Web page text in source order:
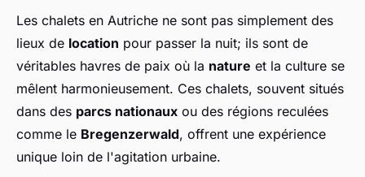
Les chalets en Autriche ne sont pas simplement des
lieux de location pour passer la nuit; ils sont de
véritables havres de paix où la nature et la culture se
mêlent harmonieusement. Ces chalets, souvent situés
dans des parcs nationaux ou des régions reculées
comme le Bregenzerwald, offrent une expérience
unique loin de l'agitation urbaine.